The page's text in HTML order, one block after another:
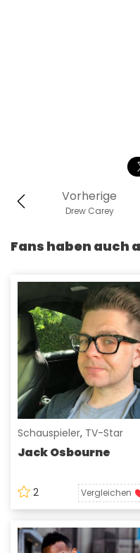
Vorherige
Drew Carey
Fans haben auch
Schauspieler, TV-Star
Jack Osbourne
2 Vergleichen